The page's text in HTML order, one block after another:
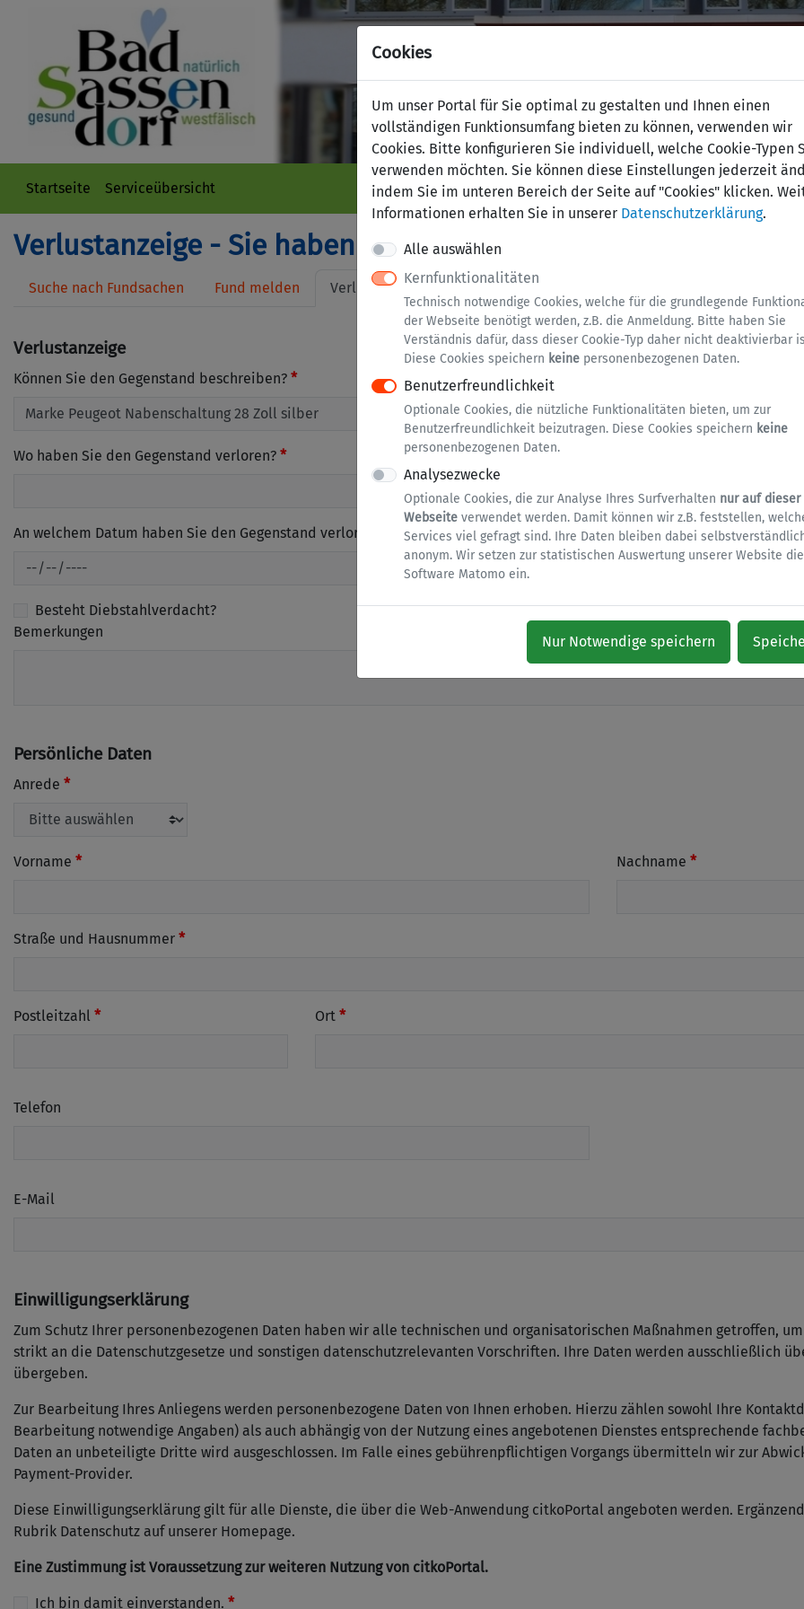
Cookies
Um unser Portal für Sie optimal zu gestalten und Ihnen einen
vollständigen Funktionsumfang bieten zu können, verwenden wir
Cookies. Bitte konfigurieren Sie individuell, welche Cookie-Typen
verwenden möchten. Sie können diese Einstellungen jederzeit
indem Sie im unteren Bereich der Seite auf "Cookies" klicken.
Informationen erhalten Sie in unserer Datenschutzerklärung.
Alle auswählen
Kernfunktionalitäten
Technisch notwendige Cookies, welche für die grundlegende
der Webseite benötigt werden, z.B. die Anmeldung. Bitte haben Sie
Verständnis dafür, dass dieser Cookie-Typ daher nicht deaktivierbar
Diese Cookies speichern keine personenbezogenen Daten.
Benutzerfreundlichkeit
Optionale Cookies, die nützliche Funktionalitäten bieten, um zur
Benutzerfreundlichkeit beizutragen. Diese Cookies speichern keine
personenbezogenen Daten.
Analysezwecke
Optionale Cookies, die zur Analyse Ihres Surfverhalten nur auf dieser
Webseite verwendet werden. Damit können wir z.B. feststellen,
Services viel gefragt sind. Ihre Daten bleiben dabei
anonym. Wir setzen zur statistischen Auswertung unserer Website die
Software Matomo ein.
Nur Notwendige speichern
Startseite Serviceübersicht
Verlustanzeige - Sie haben etwas verloren
Suche nach Fundsachen Fund melden Verlust melden
Verlustanzeige
Können Sie den Gegenstand beschreiben?
Wo haben Sie den Gegenstand verloren?
An welchem Datum haben Sie den Gegenstand verloren? Um wie viel Uhr?
Besteht Diebstahlverdacht?
Bemerkungen
Persönliche Daten
Anrede
Vorname Nachname
Straße und Hausnummer
Postleitzahl Ort
Telefon
E-Mail
Einwilligungserklärung
Zum Schutz Ihrer personenbezogenen Daten haben wir alle technischen und organisatorischen Maßnahmen getroffen,
strikt an die Datenschutzgesetze und sonstigen datenschutzrelevanten Vorschriften. Ihre Daten werden ausschließlich
übergeben.
Zur Bearbeitung Ihres Anliegens werden personenbezogene Daten von Ihnen erhoben. Hierzu zählen sowohl Ihre
Bearbeitung notwendige Angaben) als auch abhängig von der Nutzung eines angebotenen Dienstes entsprechende
Daten an unbeteiligte Dritte wird ausgeschlossen. Im Falle eines gebührenpflichtigen Vorgangs übermitteln wir zur
Payment-Provider.
Diese Einwilligungserklärung gilt für alle Dienste, die über die Web-Anwendung citkoPortal angeboten werden.
Rubrik Datenschutz auf unserer Homepage.
Eine Zustimmung ist Voraussetzung zur weiteren Nutzung von citkoPortal.
Ich bin damit einverstanden.